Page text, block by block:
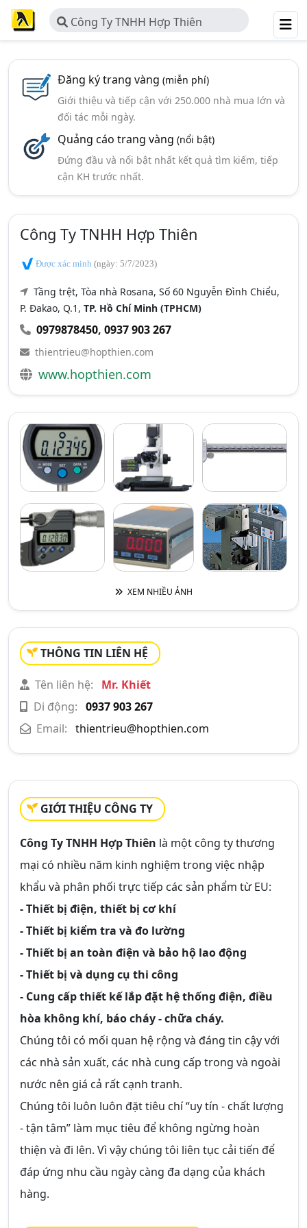
Công Ty TNHH Hợp Thiên
Đăng ký trang vàng (miễn phí)
Giới thiệu và tiếp cận với 250.000 nhà mua lớn và
đối tác mỗi ngày.
Quảng cáo trang vàng (nổi bật)
Đứng đầu và nổi bật nhất kết quả tìm kiếm, tiếp
cận KH trước nhất.
Công Ty TNHH Hợp Thiên
Được xác minh (ngày: 5/7/2023)
Tầng trệt, Tòa nhà Rosana, Số 60 Nguyễn Đình Chiểu,
P. Đakao, Q.1, TP. Hồ Chí Minh (TPHCM)
0979878450, 0937 903 267
thientrieu@hopthien.com
www.hopthien.com
XEM NHIỀU ẢNH
THÔNG TIN LIÊN HỆ
Tên liên hệ:
Mr. Khiết
Di động: 0937 903 267
Email: thientrieu@hopthien.com
GIỚI THIỆU CÔNG TY
Công Ty TNHH Hợp Thiên là một công ty thương
mại có nhiều năm kinh nghiệm trong việc nhập
khẩu và phân phối trực tiếp các sản phẩm từ EU:
- Thiết bị điện, thiết bị cơ khí
- Thiết bị kiểm tra và đo lường
- Thiết bị an toàn điện và bảo hộ lao động
- Thiết bị và dụng cụ thi công
- Cung cấp thiết kế lắp đặt hệ thống điện, điều
hòa không khí, báo cháy - chữa cháy.
Chúng tôi có mối quan hệ rộng và đáng tin cậy với
các nhà sản xuất, các nhà cung cấp trong và ngoài
nước nên giá cả rất cạnh tranh.
Chúng tôi luôn luôn đặt tiêu chí “uy tín - chất lượng
- tận tâm” làm mục tiêu để không ngừng hoàn
thiện và đi lên. Vì vậy chúng tôi liên tục cải tiến để
đáp ứng nhu cầu ngày càng đa dạng của khách
hàng.